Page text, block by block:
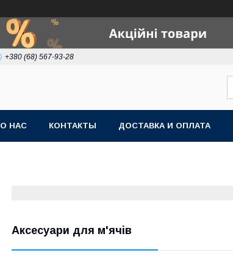
+380 (68) 567-93-28
О НАС КОНТАКТЫ ДОСТАВКА И ОПЛАТА
Аксесуари для м'ячів